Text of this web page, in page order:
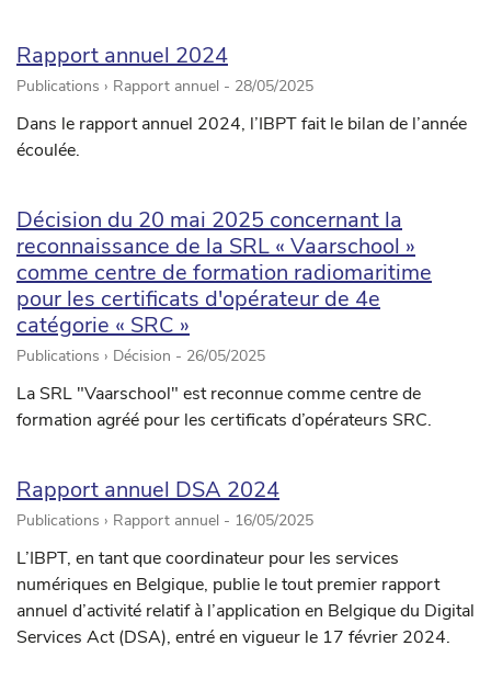
Rapport annuel 2024
Publications › Rapport annuel - 28/05/2025
Dans le rapport annuel 2024, l’IBPT fait le bilan de l’année
écoulée.
Décision du 20 mai 2025 concernant la
reconnaissance de la SRL « Vaarschool »
comme centre de formation radiomaritime
pour les certificats d'opérateur de 4e
catégorie « SRC »
Publications › Décision - 26/05/2025
La SRL "Vaarschool" est reconnue comme centre de
formation agréé pour les certificats d’opérateurs SRC.
Rapport annuel DSA 2024
Publications › Rapport annuel - 16/05/2025
L’IBPT, en tant que coordinateur pour les services
numériques en Belgique, publie le tout premier rapport
annuel d’activité relatif à l’application en Belgique du Digital
Services Act (DSA), entré en vigueur le 17 février 2024.